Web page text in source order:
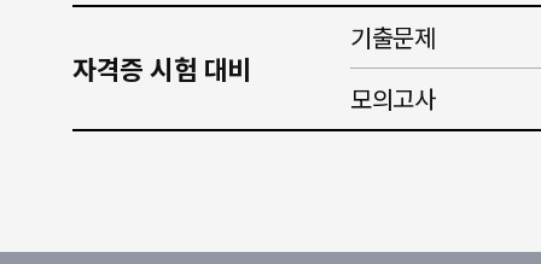
자격증 시험 대비
기출문제
모의고사